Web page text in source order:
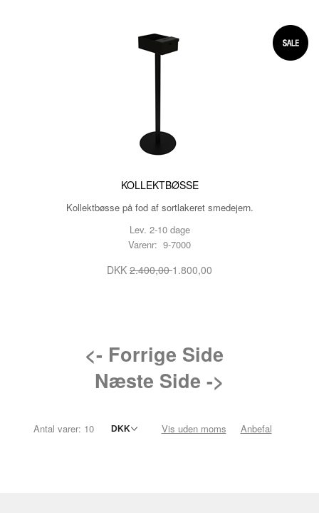
KOLLEKTBØSSE
Kollektbøsse på fod af sortlakeret smedejern.
Lev. 2-10 dage
Varenr: 9-7000
DKK 2.400,001.800,00
<- Forrige Side
Næste Side ->
Antal varer: 10 Vis uden moms Anbefal